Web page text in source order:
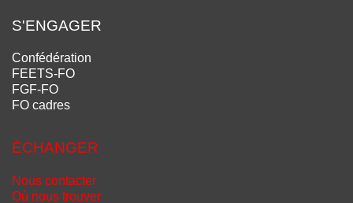
S'ENGAGER
Confédération
FEETS-FO
FGF-FO
FO cadres
ÉCHANGER
Nous contacter
Où nous trouver